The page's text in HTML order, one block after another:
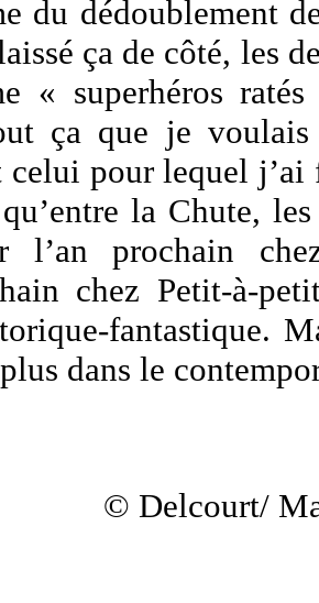
du dédoublement
ça de côté, les
« superhéros
ça que je
celui pour lequel
la Chute,
l’an prochain
chez Petit-à-
fantastique.
dans le
© Delcourt/